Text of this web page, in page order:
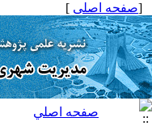
[صفحه اصلی ]
صفحه اصلي